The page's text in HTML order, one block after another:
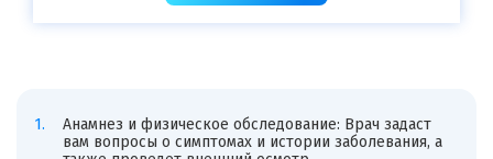
Анамнез и физическое обследование: Врач задаст
вам вопросы о симптомах и истории заболевания, а